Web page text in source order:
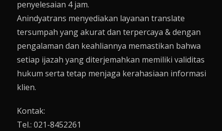
penyelesaian 4 jam.
Anindyatrans menyediakan layanan translate
tersumpah yang akurat dan terpercaya & dengan
pengalaman dan keahliannya memastikan bahwa
setiap ijazah yang diterjemahkan memiliki validitas
hukum serta tetap menjaga kerahasiaan informasi
klien.
Kontak:
Tel.: 021-8452261